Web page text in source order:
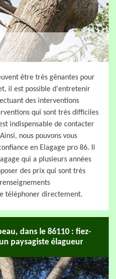
être très gênantes pour
il est possible d'entretenir
des interventions
qui sont très difficiles
indispensable de contacter
nous pouvons vous
en Elagage pro 86. Il
qui a plusieurs années
des prix qui sont très
téléphoner directement.
dans le 86110 : fiez-
paysagiste élagueur